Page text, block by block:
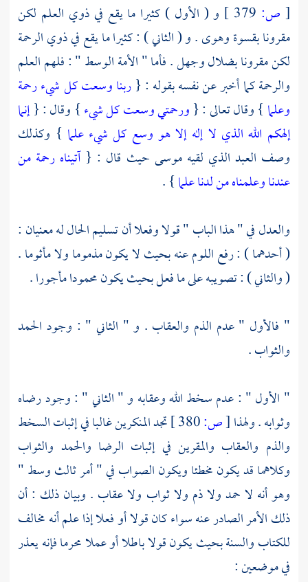
[ ص:
و ( الأول ) كثيرا ما يقع في ذوي العلم لكن
مقرونا بقسوة وهوى . و ( الثاني ) : كثيرا ما يقع في ذوي الرحمة
لكن مقرونا بضلال وجهل . فأما " الأمة الوسط " : فلهم العلم
والرحمة كما أخبر عن نفسه بقوله : {ربنا وسعت كل شيء رحمة
وعلما } وقال تعالى : {ورحمتي وسعت كل شيء} وقال : {إنما
إلهكم الله الذي لا إله إلا هو وسع كل شيء علما } وكذلك
وصف العبد الذي لقيهموسى حيث قال : {آتيناه رحمة من
عندنا وعلمناه من لدنا علما} .
والعدل في " هذا الباب " قولا وفعلا أن تسليم الحال له معنيان :
( أحدهما ) : رفع اللوم عنه بحيث لا يكون مذموما ولا مأثوما .
( والثاني ) : تصويبه على ما فعل بحيث يكون محمودا مأجورا .
" فالأول " عدم الذم والعقاب . و " الثاني " : وجود الحمد
والثواب .
" الأول " : عدم سخط الله وعقابه و " الثاني " : وجود رضاه
وثوابه . ولهذا[ص:
تجد المنكرين غالبا في إثبات السخط
والذم والعقاب والمقرين في إثبات الرضا والحمد والثواب
وكلاهما قد يكون مخطئا ويكون الصواب في " أمر ثالث وسط "
وهو أنه لا حمد ولا ذم ولا ثواب ولا عقاب . وبيان ذلك : أن
ذلك الأمر الصادر عنه سواء كان قولا أو فعلا إذا علم أنه مخالف
للكتاب والسنة بحيث يكون قولا باطلا أو عملا محرما فإنه يعذر
في موضعين :